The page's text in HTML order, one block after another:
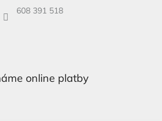
608 391 518
online platby